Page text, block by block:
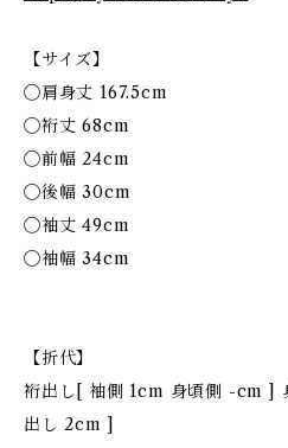
【サイズ】
◯肩身丈 167.5cm
◯裄丈 68cm
◯前幅 24cm
◯後幅 30cm
◯袖丈 49cm
◯袖幅 34cm
【折代】
裄出し[ 袖側 1cm 身頃側 -cm ]
出し 2cm ]